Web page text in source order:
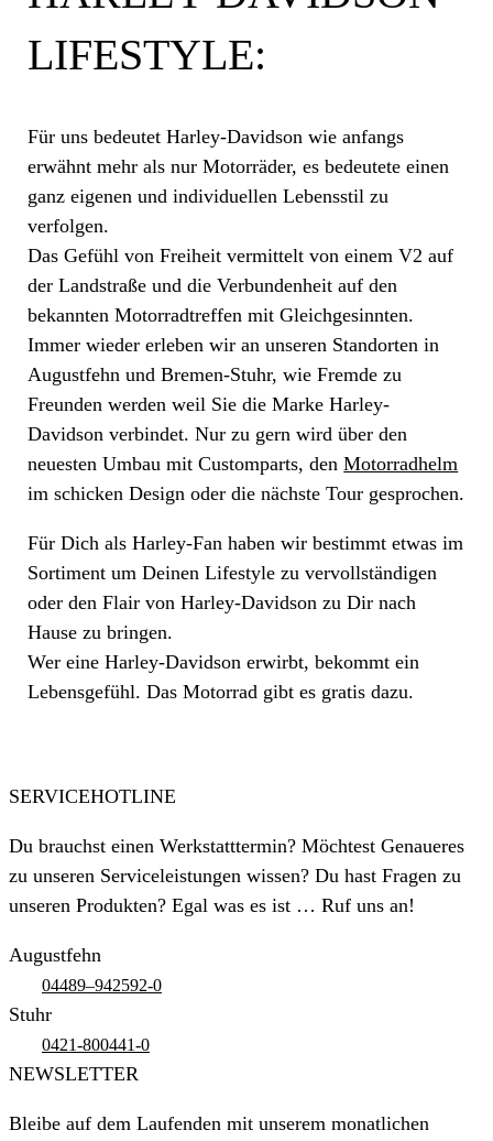
LIFESTYLE:
Für uns bedeutet Harley-Davidson wie anfangs
erwähnt mehr als nur Motorräder, es bedeutete einen
ganz eigenen und individuellen Lebensstil zu
verfolgen.
Das Gefühl von Freiheit vermittelt von einem V2 auf
der Landstraße und die Verbundenheit auf den
bekannten Motorradtreffen mit Gleichgesinnten.
Immer wieder erleben wir an unseren Standorten in
Augustfehn und Bremen-Stuhr, wie Fremde zu
Freunden werden weil Sie die Marke Harley-
Davidson verbindet. Nur zu gern wird über den
neuesten Umbau mit Customparts, denMotorradhelm
im schicken Design oder die nächste Tour gesprochen.
Für Dich als Harley-Fan haben wir bestimmt etwas im
Sortiment um Deinen Lifestyle zu vervollständigen
oder den Flair von Harley-Davidson zu Dir nach
Hause zu bringen.
Wer eine Harley-Davidson erwirbt, bekommt ein
Lebensgefühl. Das Motorrad gibt es gratis dazu.
SERVICEHOTLINE
Du brauchst einen Werkstatttermin? Möchtest Genaueres
zu unseren Serviceleistungen wissen? Du hast Fragen zu
unseren Produkten? Egal was es ist … Ruf uns an!
Augustfehn
04489–942592-0
Stuhr
0421-800441-0
NEWSLETTER
Bleibe auf dem Laufenden mit unserem monatlichen